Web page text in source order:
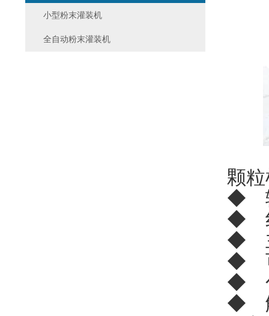
颗
◆
◆
◆
◆
◆
◆
小型粉末灌装机
全自动粉末灌装机